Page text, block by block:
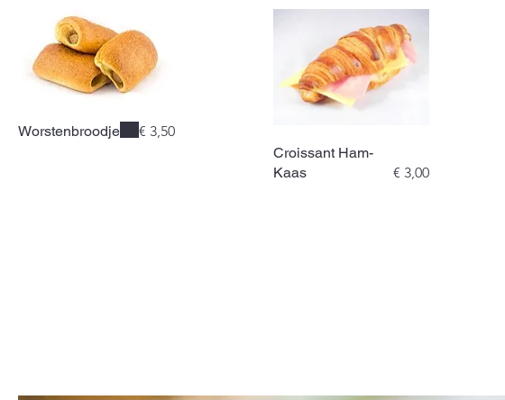
Worstenbroodje
€ 3,50
Croissant Ham-
Kaas
€ 3,00